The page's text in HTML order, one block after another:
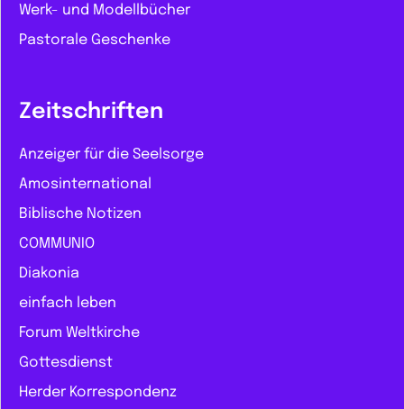
Werk- und Modellbücher
Pastorale Geschenke
Zeitschriften
Anzeiger für die Seelsorge
Amosinternational
Biblische Notizen
COMMUNIO
Diakonia
einfach leben
Forum Weltkirche
Gottesdienst
Herder Korrespondenz